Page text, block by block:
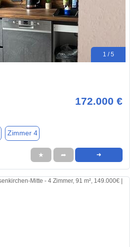
1 / 5
172.000 €
Zimmer 4
★ ➦ ➜